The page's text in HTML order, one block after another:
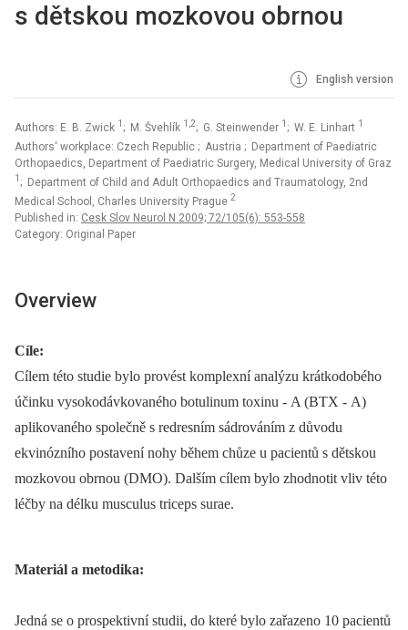
s dětskou mozkovou obrnou
English version
Authors: E. B. Zwick 1 ; M. Švehlík 1,2; G. Steinwender 1 ; W. E. Linhart 1
Authors‘ workplace: Czech Republic ; Austria ; Department of Paediatric
Orthopaedics, Department of Paediatric Surgery, Medical University of Graz
1 ; Department of Child and Adult Orthopaedics and Traumatology, 2nd
Medical School, Charles University Prague 2
Published in: Cesk Slov Neurol N 2009; 72/105(6): 553-558
Category: Original Paper
Overview
Cíle:
Cílem této studie bylo provést komplexní analýzu krátkodobého
účinku vysokodávkovaného botulinum toxinu -⁠ A (BTX ‑⁠ A)
aplikovaného společně s redresním sádrováním z důvodu
ekvinózního postavení nohy během chůze u pacientů s dětskou
mozkovou obrnou (DMO). Dalším cílem bylo zhodnotit vliv této
léčby na délku musculus triceps surae.
Materiál a metodika:
Jedná se o prospektivní studii, do které bylo zařazeno 10 pacientů